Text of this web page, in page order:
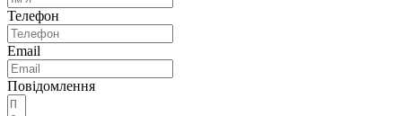
Телефон
Email
Повідомлення